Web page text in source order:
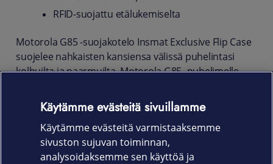
RFID-suojattu etälukemiselta
Motorola G85 -suojakotelo Insmat Exclusive Flip Case
suojelee nahkaisten kansiensa välissä puhelintasi
kolhuilta ja naarmuilta. Motorola G85 -puhelimelle
luottokortit ja pikkulappuset - ja ekstraturvallisesti.
Korttipaikat on nimittäin RFID-suojattu
etälukemiselta.
Tuotekoodi
Käytämme evästeitä sivuillamme
Käytämme evästeitä varmistaaksemme
sivuston sujuvan toiminnan,
analysoidaksemme sen käyttöä ja